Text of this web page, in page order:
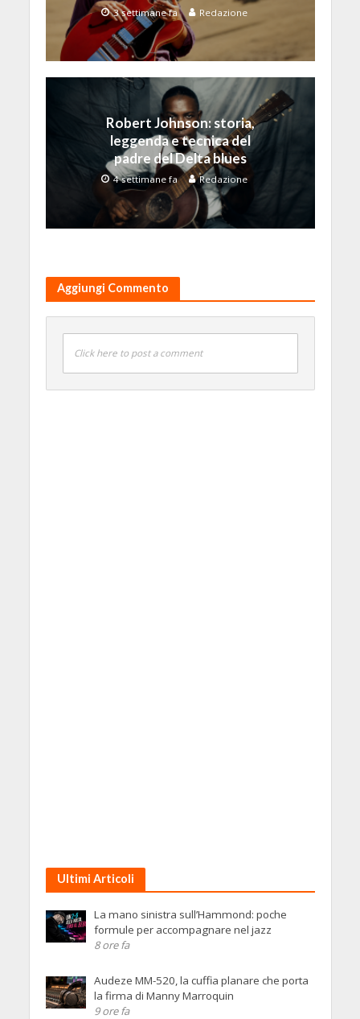
3 settimane fa Redazione
Robert Johnson: storia,
leggenda e tecnica del
padre del Delta blues
4 settimane fa Redazione
Aggiungi Commento
Click here to post a comment
Ultimi Articoli
La mano sinistra sull’Hammond: poche
formule per accompagnare nel jazz
8 ore fa
Audeze MM-520, la cuffia planare che porta
la firma di Manny Marroquin
9 ore fa